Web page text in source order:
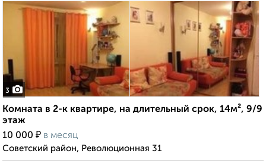
3
Комната в 2-к квартире, на длительный срок, 14м², 9/9
этаж
10 000 ₽ в месяц
Советский район, Революционная 31